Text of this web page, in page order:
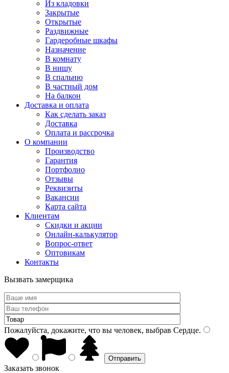
Из кладовки
Закрытые
Открытые
Раздвижные
Гардеробные шкафы
Назначение
В комнату
В нишу
В спальню
В частный дом
На балкон
Доставка и оплата
Как сделать заказ
Доставка
Оплата и рассрочка
О компании
Производство
Гарантия
Портфолио
Отзывы
Реквизиты
Вакансии
Карта сайта
Клиентам
Скидки и акции
Онлайн-калькулятор
Вопрос-ответ
Оптовикам
Контакты
Вызвать замерщика
Пожалуйста, докажите, что вы человек, выбрав Сердце.
Заказать звонок